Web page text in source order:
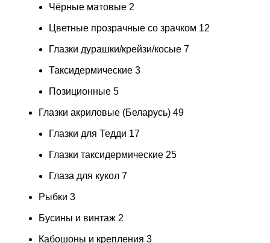
Чёрные матовые 2
Цветные прозрачные со зрачком 12
Глазки дурашки/крейзи/косые 7
Таксидермические 3
Позиционные 5
Глазки акриловые (Беларусь) 49
Глазки для Тедди 17
Глазки таксидермические 25
Глаза для кукол 7
Рыбки 3
Бусины и винтаж 2
Кабошоны и крепления 3